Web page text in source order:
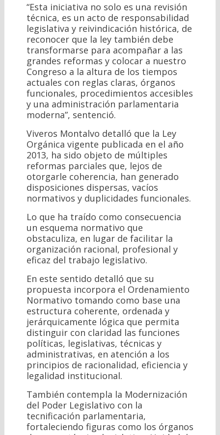
“Esta iniciativa no solo es una revisión
técnica, es un acto de responsabilidad
legislativa y reivindicación histórica, de
reconocer que la ley también debe
transformarse para acompañar a las
grandes reformas y colocar a nuestro
Congreso a la altura de los tiempos
actuales con reglas claras, órganos
funcionales, procedimientos accesibles
y una administración parlamentaria
moderna”, sentenció.
Viveros Montalvo detalló que la Ley
Orgánica vigente publicada en el año
2013, ha sido objeto de múltiples
reformas parciales que, lejos de
otorgarle coherencia, han generado
disposiciones dispersas, vacíos
normativos y duplicidades funcionales.
Lo que ha traído como consecuencia
un esquema normativo que
obstaculiza, en lugar de facilitar la
organización racional, profesional y
eficaz del trabajo legislativo.
En este sentido detalló que su
propuesta incorpora el Ordenamiento
Normativo tomando como base una
estructura coherente, ordenada y
jerárquicamente lógica que permita
distinguir con claridad las funciones
políticas, legislativas, técnicas y
administrativas, en atención a los
principios de racionalidad, eficiencia y
legalidad institucional.
También contempla la Modernización
del Poder Legislativo con la
tecnificación parlamentaria,
fortaleciendo figuras como los órganos